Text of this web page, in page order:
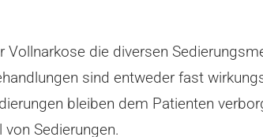
Vollnarkose die diversen
sind entweder fast
bleiben dem Patienten
Sedierungen.